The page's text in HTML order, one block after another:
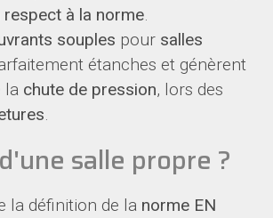
respect à la norme.
souples pour salles
étanches et génèrent
la chute de pression, lors des
.
salle propre ?
la définition de la norme EN